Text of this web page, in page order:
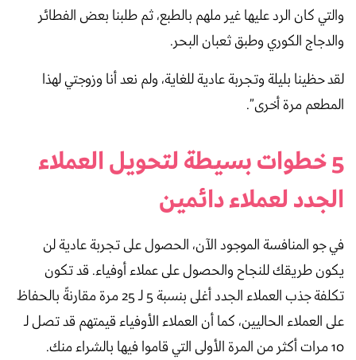
والتي كان الرد عليها غير ملهم بالطبع، ثم طلبنا بعض الفطائر
والدجاج الكوري وطبق ثعبان البحر.
لقد حظينا بليلة وتجربة عادية للغاية، ولم نعد أنا وزوجتي لهذا
المطعم مرة أخرى”.
5 خطوات بسيطة لتحويل العملاء
الجدد لعملاء دائمين
في جو المنافسة الموجود الآن، الحصول على تجربة عادية لن
يكون طريقك للنجاح والحصول على عملاء أوفياء. قد تكون
تكلفة جذب العملاء الجدد أغلى بنسبة 5 لـ 25 مرة مقارنةً بالحفاظ
على العملاء الحاليين، كما أن العملاء الأوفياء قيمتهم قد تصل لـ
10 مرات أكثر من المرة الأولى التي قاموا فيها بالشراء منك.